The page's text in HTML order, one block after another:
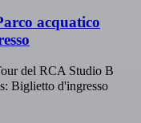
acquatico
del RCA Studio B
Biglietto d'ingresso